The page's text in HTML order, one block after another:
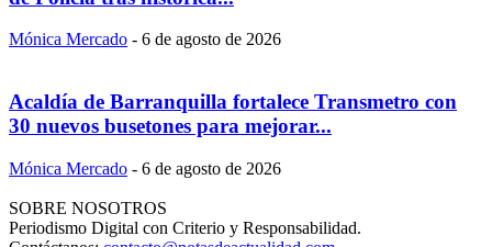
Mónica Mercado - 6 de agosto de 2026
Acaldía de Barranquilla fortalece Transmetro con
30 nuevos busetones para mejorar...
Mónica Mercado - 6 de agosto de 2026
SOBRE NOSOTROS
Periodismo Digital con Criterio y Responsabilidad.